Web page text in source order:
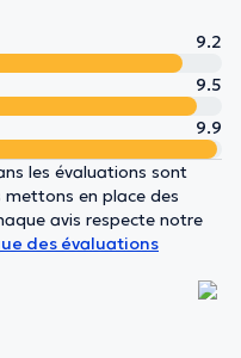
9.2
9.5
9.9
les évaluations sont
en place des
avis respecte notre
des évaluations